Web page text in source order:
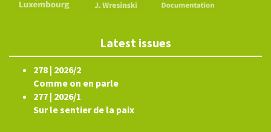
Latest issues
278 | 2026/2
Comme on en parle
277 | 2026/1
Sur le sentier de la paix